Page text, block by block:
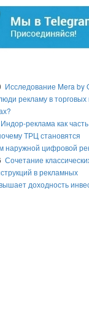
Исследование Mera by
рекламу в торговых
Индор-реклама как часть
ТРЦ становятся
наружной цифровой
Сочетание
в рекламных
доходность